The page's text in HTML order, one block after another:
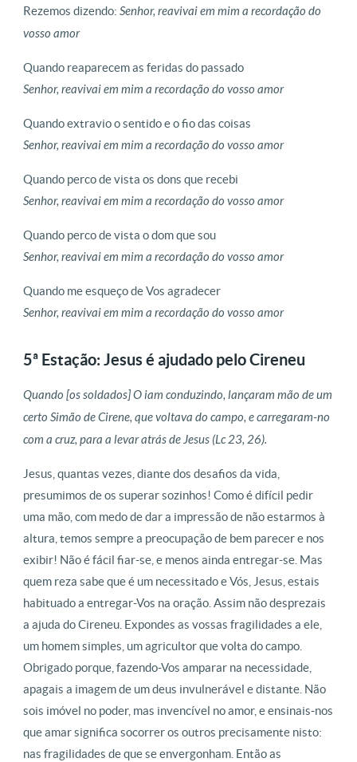
Rezemos dizendo: Senhor, reavivai em mim a recordação do
vosso amor
Quando reaparecem as feridas do passado
Senhor, reavivai em mim a recordação do vosso amor
Quando extravio o sentido e o fio das coisas
Senhor, reavivai em mim a recordação do vosso amor
Quando perco de vista os dons que recebi
Senhor, reavivai em mim a recordação do vosso amor
Quando perco de vista o dom que sou
Senhor, reavivai em mim a recordação do vosso amor
Quando me esqueço de Vos agradecer
Senhor, reavivai em mim a recordação do vosso amor
5ª Estação: Jesus é ajudado pelo Cireneu
Quando [os soldados] O iam conduzindo, lançaram mão de um
certo Simão de Cirene, que voltava do campo, e carregaram-no
com a cruz, para a levar atrás de Jesus (Lc 23, 26).
Jesus, quantas vezes, diante dos desafios da vida,
presumimos de os superar sozinhos! Como é difícil pedir
uma mão, com medo de dar a impressão de não estarmos à
altura, temos sempre a preocupação de bem parecer e nos
exibir! Não é fácil fiar-se, e menos ainda entregar-se. Mas
quem reza sabe que é um necessitado e Vós, Jesus, estais
habituado a entregar-Vos na oração. Assim não desprezais
a ajuda do Cireneu. Expondes as vossas fragilidades a ele,
um homem simples, um agricultor que volta do campo.
Obrigado porque, fazendo-Vos amparar na necessidade,
apagais a imagem de um deus invulnerável e distante. Não
sois imóvel no poder, mas invencível no amor, e ensinais-nos
que amar significa socorrer os outros precisamente nisto:
nas fragilidades de que se envergonham. Então as